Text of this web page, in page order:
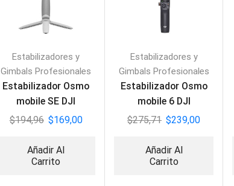
Estabilizadores y
Gimbals Profesionales
Estabilizador Osmo
mobile SE DJI
$194,96 $169,00
Añadir Al
Carrito
Estabilizadores y
Gimbals Profesionales
Estabilizador Osmo
mobile 6 DJI
$275,71 $239,00
Añadir Al
Carrito